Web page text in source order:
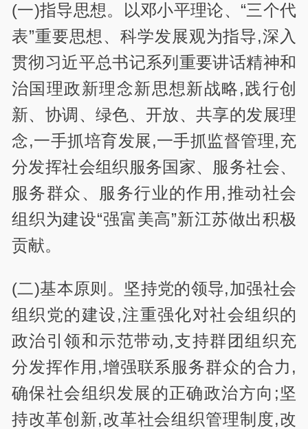
(一)指导思想。以邓小平理论、“三个代
表”重要思想、科学发展观为指导,深入
贯彻习近平总书记系列重要讲话精神和
治国理政新理念新思想新战略,践行创
新、协调、绿色、开放、共享的发展理
念,一手抓培育发展,一手抓监督管理,充
分发挥社会组织服务国家、服务社会、
服务群众、服务行业的作用,推动社会
组织为建设“强富美高”新江苏做出积极
贡献。
(二)基本原则。坚持党的领导,加强社会
组织党的建设,注重强化对社会组织的
政治引领和示范带动,支持群团组织充
分发挥作用,增强联系服务群众的合力,
确保社会组织发展的正确政治方向;坚
持改革创新,改革社会组织管理制度,改